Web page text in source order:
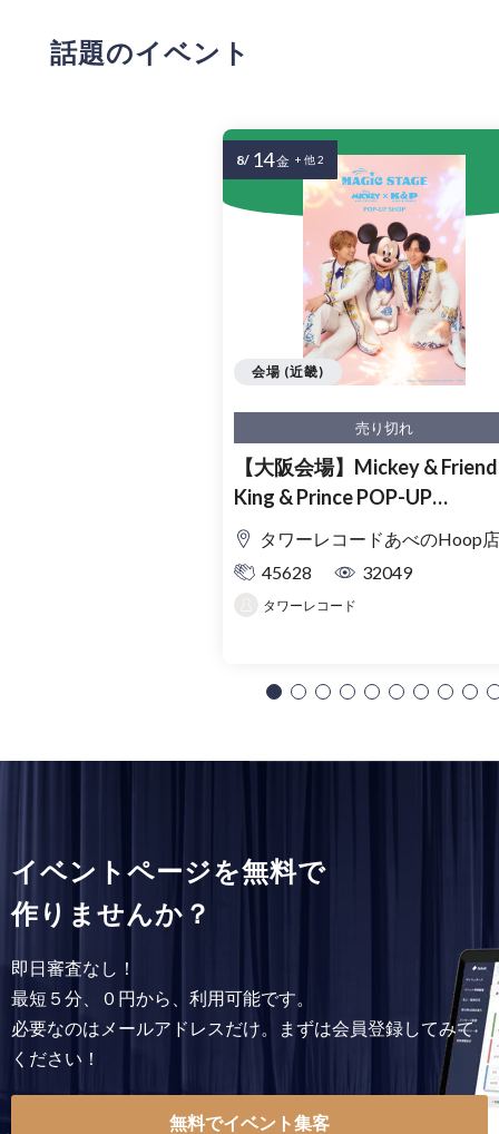
話題のイベント
売り切れ
【大阪会場】Mickey &
King & Prince POP-UP
SHOP「MAGIC STAGE」入
理券
タワーレコードあべのHoop店
45628
32049
タワーレコード
会場 (近畿)
8/ 14金 + 他 2
イベントページを無料で
作りませんか？
即日審査なし！
最短５分、０円から、利用可能です。
必要なのはメールアドレスだけ。まずは会員登録してみて
ください！
無料でイベント集客